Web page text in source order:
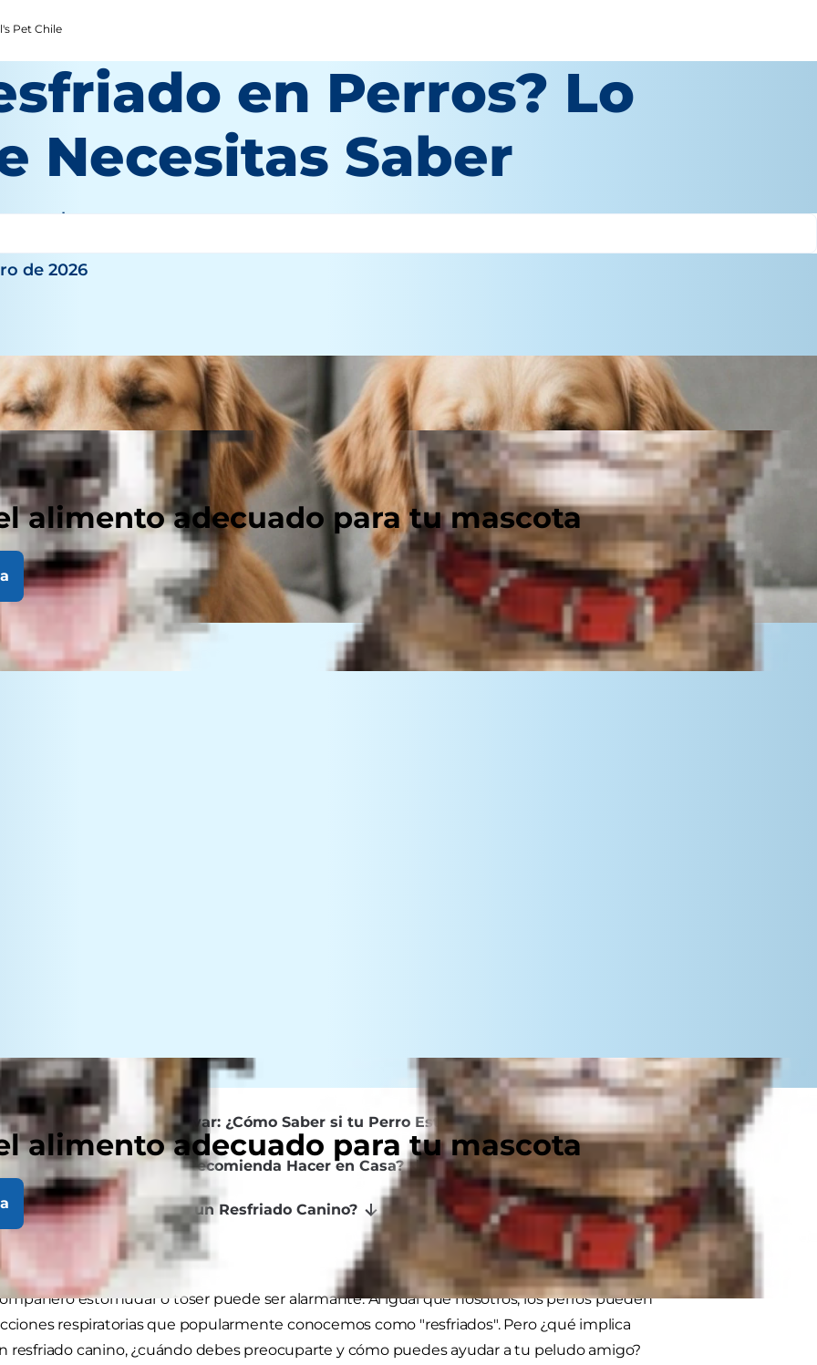
alimento adecuado para tu mascota
alimento adecuado para tu mascota
Pet Chile
en Perros? Lo
Necesitas Saber
de 2026
Síntomas Para Observar: ¿Cómo Saber si tu Perro Está Resfriado?
¿Qué se Recomienda Hacer en Casa?
¿Cómo se Cura un Resfriado Canino? Prevención: Mejor que Curar
estornudar o toser puede ser alarmante. Al igual que nosotros, los perros pueden
respiratorias que popularmente conocemos como "resfriados". Pero ¿qué implica
resfriado canino, ¿cuándo debes preocuparte y cómo puedes ayudar a tu peludo amigo?